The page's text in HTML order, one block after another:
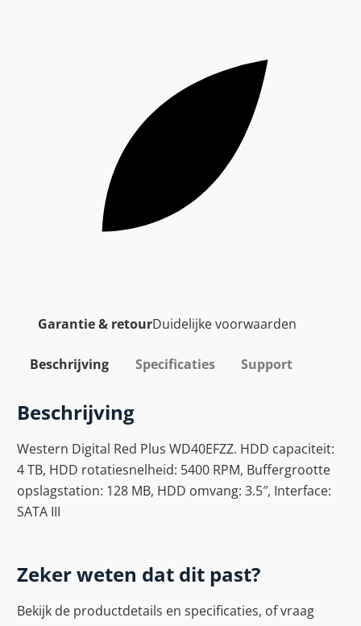
Garantie & retourDuidelijke voorwaarden
Beschrijving Specificaties Support
Beschrijving
Western Digital Red Plus WD40EFZZ. HDD capaciteit:
4 TB, HDD rotatiesnelheid: 5400 RPM, Buffergrootte
opslagstation: 128 MB, HDD omvang: 3.5″, Interface:
SATA III
Zeker weten dat dit past?
Bekijk de productdetails en specificaties, of vraag